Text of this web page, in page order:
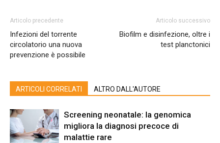
Articolo precedente
Infezioni del torrente
circolatorio una nuova
prevenzione è possibile
Articolo successivo
Biofilm e disinfezione, oltre i
test planctonici
ARTICOLI CORRELATI ALTRO DALL'AUTORE
Screening neonatale: la genomica
migliora la diagnosi precoce di
malattie rare